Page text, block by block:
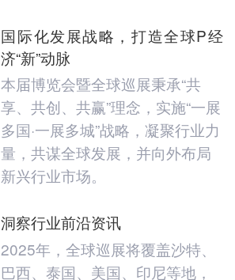
国际化发展战略，打造全球P经
济“新”动脉
本届博览会暨全球巡展秉承“共
享、共创、共赢”理念，实施“一展
多国·一展多城”战略，凝聚行业力
量，共谋全球发展，并向外布局
新兴行业市场。
洞察行业前沿资讯
2025年，全球巡展将覆盖沙特、
巴西、泰国、美国、印尼等地，